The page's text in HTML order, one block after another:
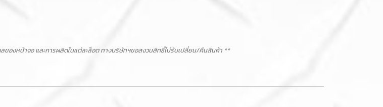
องหน้าจอ และการผลิตในแต่ละล็อต ทางบริษัทฯขอสงวนสิทธิ์ไม่รับเปลี่ยน/คืนสินค้า **